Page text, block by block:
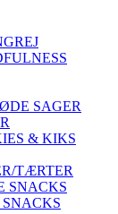
SAGER
& KIKS
TÆRTER
SNACKS